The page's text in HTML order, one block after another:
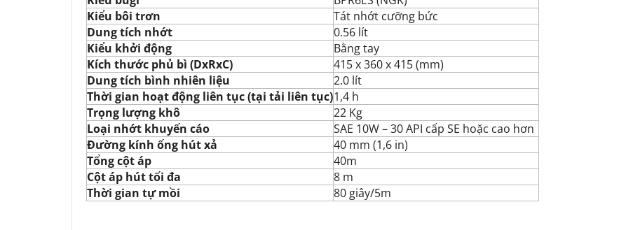
Kiểu bôi trơn
Tát nhớt cưỡng bức
Dung tích nhớt
0.56 lít
Kiểu khởi động
Bằng tay
Kích thước phủ bì (DxRxC)
415 x 360 x 415 (mm)
Dung tích bình nhiên liệu
2.0 lít
Thời gian hoạt động liên tục (tại tải liên tục)1,4 h
Trọng lượng khô
22 Kg
Loại nhớt khuyến cáo
SAE 10W – 30 API cấp SE hoặc cao hơn
Đường kính ống hút xả
40 mm (1,6 in)
Tổng cột áp
40m
Cột áp hút tối đa
8 m
Thời gian tự mồi
80 giây/5m